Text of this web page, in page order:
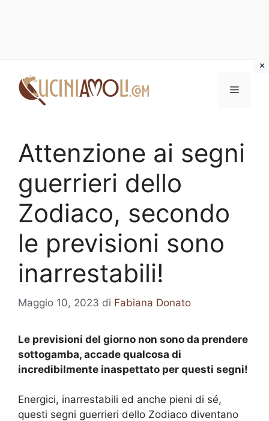
contenuto
Menu
Attenzione ai segni
guerrieri dello
Zodiaco, secondo
le previsioni sono
inarrestabili!
Maggio 10, 2023 di Fabiana Donato
Le previsioni del giorno non sono da prendere
sottogamba, accade qualcosa di
incredibilmente inaspettato per questi segni!
Energici, inarrestabili ed anche pieni di sé,
questi segni guerrieri dello Zodiaco diventano